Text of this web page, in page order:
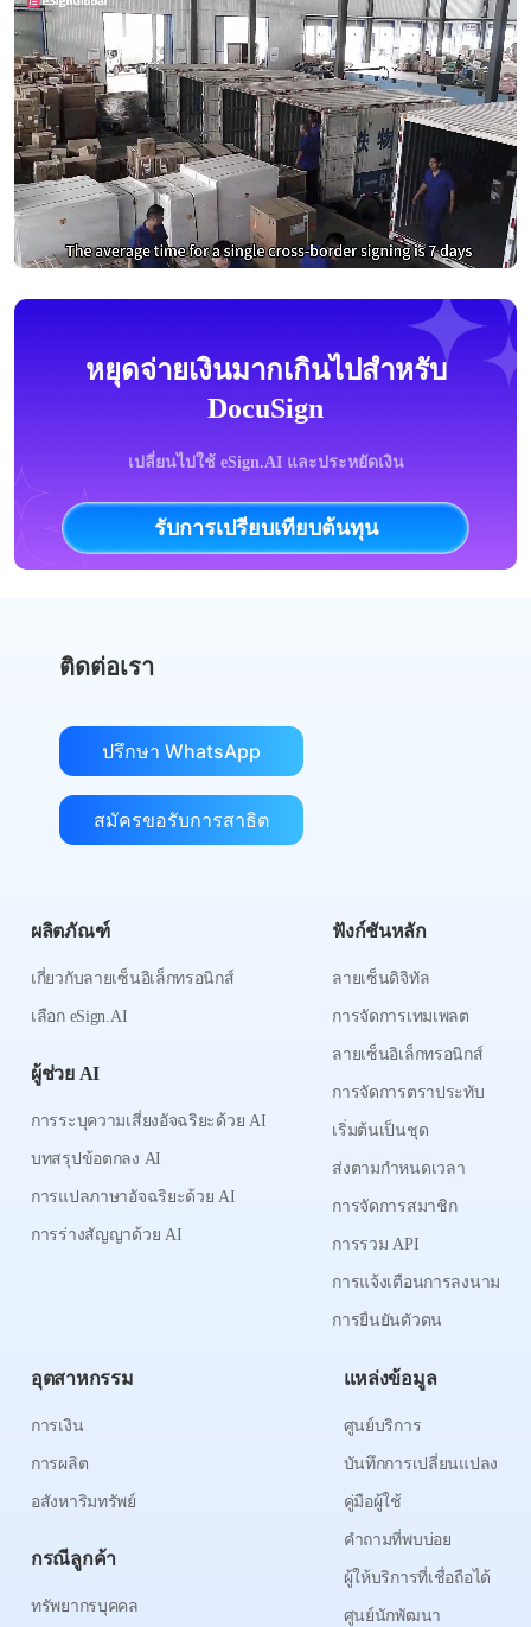
หยุดจ่ายเงินมากเกินไปสำหรับ
DocuSign
เปลี่ยนไปใช้ eSign.AI และประหยัดเงิน
รับการเปรียบเทียบต้นทุน
ติดต่อเรา
ปรึกษา WhatsApp
สมัครขอรับการสาธิต
ผลิตภัณฑ์
เกี่ยวกับลายเซ็นอิเล็กทรอนิกส์
เลือก eSign.AI
ผู้ช่วย AI
การระบุความเสี่ยงอัจฉริยะด้วย AI
บทสรุปข้อตกลง AI
การแปลภาษาอัจฉริยะด้วย AI
การร่างสัญญาด้วย AI
ฟังก์ชันหลัก
ลายเซ็นดิจิทัล
การจัดการเทมเพลต
ลายเซ็นอิเล็กทรอนิกส์
การจัดการตราประทับ
เริ่มต้นเป็นชุด
ส่งตามกำหนดเวลา
การจัดการสมาชิก
การรวม API
การแจ้งเตือนการลงนาม
การยืนยันตัวตน
อุตสาหกรรม
การเงิน
การผลิต
อสังหาริมทรัพย์
กรณีลูกค้า
ทรัพยากรบุคคล
แหล่งข้อมูล
ศูนย์บริการ
บันทึกการเปลี่ยนแปลง
คู่มือผู้ใช้
คำถามที่พบบ่อย
ผู้ให้บริการที่เชื่อถือได้
ศูนย์นักพัฒนา